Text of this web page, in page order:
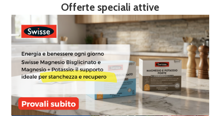
Offerte speciali attive